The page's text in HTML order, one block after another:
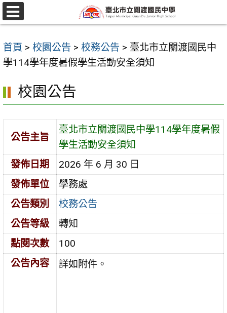
跳
至
要
內
區
選
單
首頁 > 校園公告 > 校務公告 > 臺北市立關渡國民中
學114學年度暑假學生活動安全須知
校園公告
公告主旨
臺北市立關渡國民中學114學年度暑假
學生活動安全須知
發佈日期
2026 年 6 月 30 日
發佈單位
學務處
公告類別
校務公告
公告等級
轉知
點閱次數
100
公告內容
詳如附件。